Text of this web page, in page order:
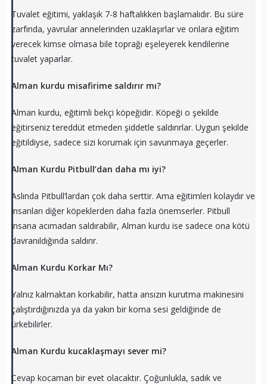
Tuvalet eğitimi, yaklaşık 7-8 haftalıkken başlamalıdır. Bu süre
zarfında, yavrular annelerinden uzaklaşırlar ve onlara eğitim
verecek kimse olmasa bile toprağı eşeleyerek kendilerine
tuvalet yaparlar.
Alman kurdu misafirime saldırır mı?
Alman kurdu, eğitimli bekçi köpeğidir. Köpeği o şekilde
eğitirseniz tereddüt etmeden şiddetle saldırırlar. Uygun şekilde
eğitildiyse, sadece sizi korumak için savunmaya geçerler.
Alman Kurdu Pitbull’dan daha mı iyi?
Aslında Pitbull’lardan çok daha serttir. Ama eğitimleri kolaydır ve
insanları diğer köpeklerden daha fazla önemserler. Pitbull
insana acımadan saldırabilir, Alman kurdu ise sadece ona kötü
davranıldığında saldırır.
Alman Kurdu Korkar Mı?
Yalnız kalmaktan korkabilir, hatta ansızın kurutma makinesini
çalıştırdığınızda ya da yakın bir korna sesi geldiğinde de
ürkebilirler.
Alman Kurdu kucaklaşmayı sever mi?
Cevap kocaman bir evet olacaktır. Çoğunlukla, sadık ve